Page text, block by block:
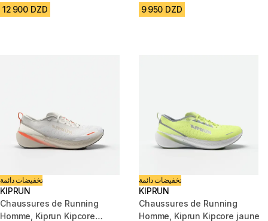
12 900 DZD 9 950 DZD
تخفيضات دائمة
KIPRUN
Chaussures de Running
Homme, Kiprun Kipcore
تخفيضات دائمة
KIPRUN
Chaussures de Running
Homme, Kiprun Kipcore jaune